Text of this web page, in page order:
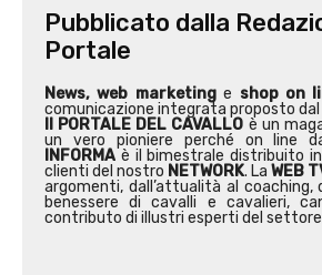
Pubblicato dalla
Portale
News, web marketinge shop on
comunicazione integrata proposto
Il PORTALE DEL CAVALLO è un
un vero pioniere perché on line
INFORMA è il bimestrale distribuito
clienti del nostro NETWORK. La WEB
argomenti, dall’attualità al coaching,
benessere di cavalli e cavalieri,
contributo di illustri esperti del